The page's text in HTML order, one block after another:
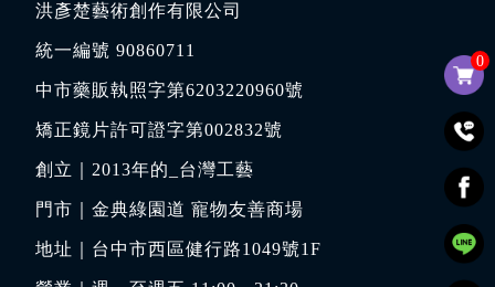
0
洪彥楚藝術創作有限公司
統一編號 90860711
中市藥販執照字第6203220960號
矯正鏡片許可證字第002832號
創立｜2013年的_台灣工藝
門市｜金典綠園道 寵物友善商場
地址｜ 台中市西區健行路1049號1F